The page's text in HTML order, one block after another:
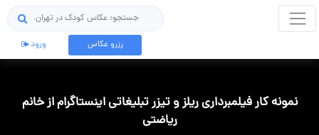
جستجو
رزرو عکاس ورود
نمونه کار فیلمبرداری ریلز و تیزر تبلیغاتی اینستاگرام از خانم
ریاضتی